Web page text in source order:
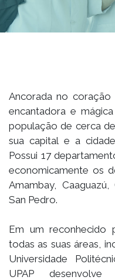
Ancorada no
encantadora e
população de cerca
sua capital e a
Possui 17
economicamente os
Amambay,
San Pedro.
Em um reconhecido
todas as suas áreas,
Universidade
UPAP